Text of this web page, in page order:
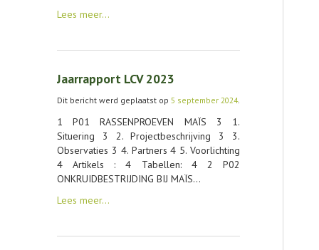
Lees meer…
Jaarrapport LCV 2023
Dit bericht werd geplaatst op 5 september 2024.
1 P01 RASSENPROEVEN MAÏS 3 1.
Situering 3 2. Projectbeschrijving 3 3.
Observaties 3 4. Partners 4 5. Voorlichting
4 Artikels : 4 Tabellen: 4 2 P02
ONKRUIDBESTRIJDING BIJ MAÏS…
Lees meer…